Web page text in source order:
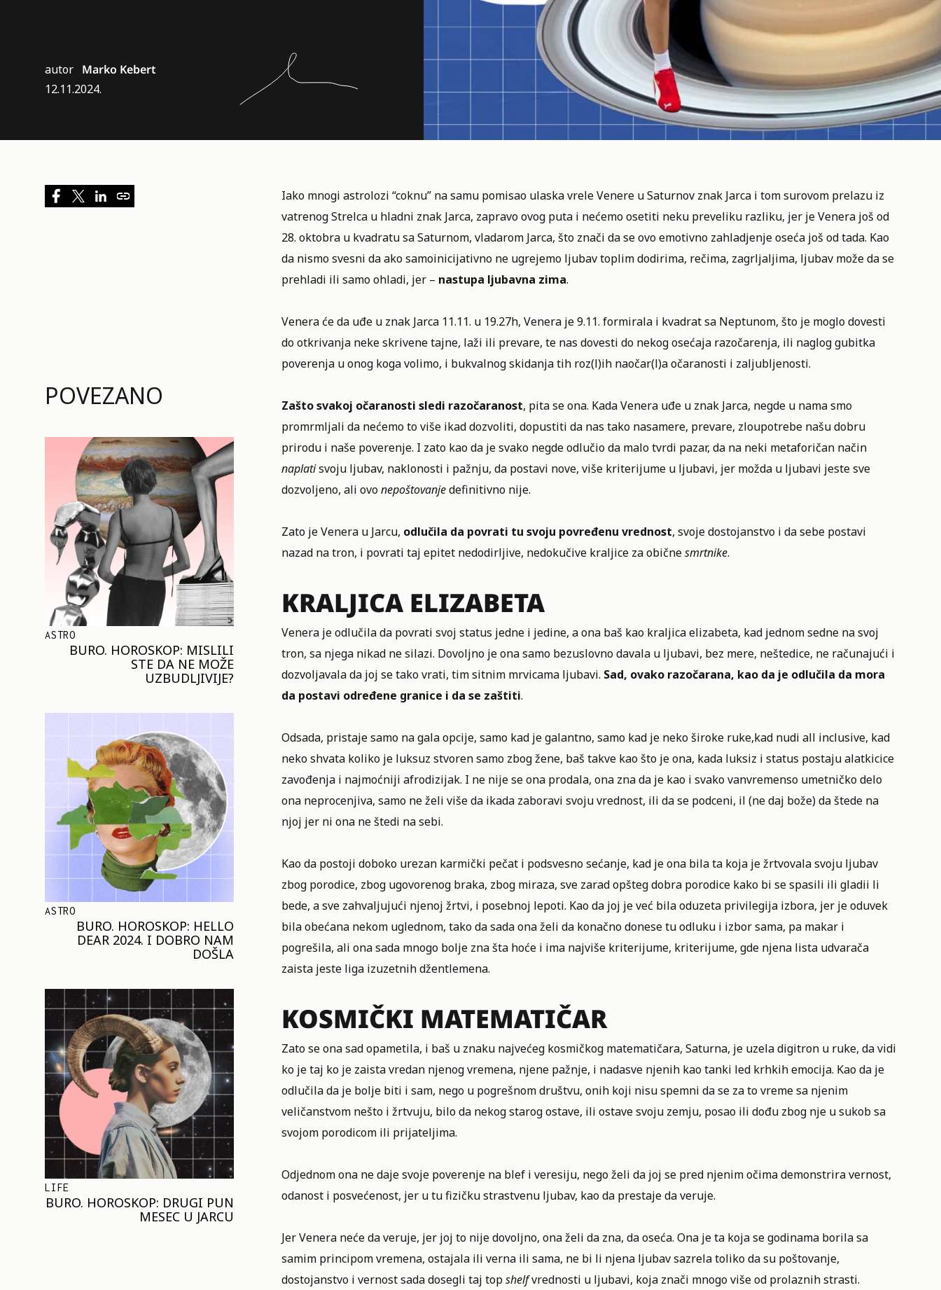
autor Marko Kebert
12.11.2024.
POVEZANO
ASTRO
BURO. HOROSKOP: MISLILI
STE DA NE MOŽE
UZBUDLJIVIJE?
ASTRO
BURO. HOROSKOP: HELLO
DEAR 2024. I DOBRO NAM
DOŠLA
LIFE
BURO. HOROSKOP: DRUGI PUN
MESEC U JARCU
Iako mnogi astrolozi “coknu” na samu pomisao ulaska vreleVenere u Saturnov znak Jarcai tom surovom prelazu iz
vatrenog Strelca u hladni znak Jarca, zapravo ovog puta i nećemo osetiti neku preveliku razliku, jer je Venera još od
28. oktobra u kvadratu sa Saturnom, vladarom Jarca, što znači da se ovo emotivno zahladjenje oseća još od tada. Kao
da nismo svesni da ako samoinicijativno ne ugrejemo ljubav toplim dodirima, rečima, zagrljaljima, ljubav može da se
prehladi ili samo ohladi, jer – nastupa ljubavna zima.
Venera će da uđe u znak Jarca 11.11. u 19.27h, Venera je 9.11. formirala i kvadrat sa Neptunom, što je moglo dovesti
do otkrivanja neke skrivene tajne, laži ili prevare, te nas dovesti do nekog osećaja razočarenja, ili naglog gubitka
poverenja u onog koga volimo, i bukvalnog skidanja tih roz(l)ih naočar(l)a očaranosti i zaljubljenosti.
Zašto svakoj očaranosti sledi razočaranost, pita se ona. Kada Venera uđe u znak Jarca, negde u nama smo
promrmljali da nećemo to više ikad dozvoliti, dopustiti da nas tako nasamere, prevare, zloupotrebe našu dobru
prirodu i naše poverenje. I zato kao da je svako negde odlučio da malo tvrdi pazar, da na neki metaforičan način
naplatisvoju ljubav, naklonosti i pažnju, da postavi nove, više kriterijume u ljubavi, jer možda u ljubavi jeste sve
dozvoljeno, ali ovonepoštovanjedefinitivno nije.
Zato je Venera u Jarcu, odlučila da povrati tu svoju povređenu vrednost, svoje dostojanstvo i da sebe postavi
nazad na tron, i povrati taj epitet nedodirljive, nedokučive kraljice za običnesmrtnike.
KRALJICA ELIZABETA
Venera je odlučila da povrati svoj status jedne i jedine, a ona baš kao kraljica elizabeta, kad jednom sedne na svoj
tron, sa njega nikad ne silazi. Dovoljno je ona samo bezuslovno davala u ljubavi, bez mere, neštedice, ne računajući i
dozvoljavala da joj se tako vrati, tim sitnim mrvicama ljubavi. Sad, ovako razočarana, kao da je odlučila da mora
da postavi određene granice i da se zaštiti.
Odsada, pristaje samo na gala opcije, samo kad je galantno, samo kad je neko široke ruke,kad nudi all inclusive, kad
neko shvata koliko je luksuz stvoren samo zbog žene, baš takve kao što je ona, kada luksiz i status postaju alatkicice
zavođenja i najmoćniji afrodizijak. I ne nije se ona prodala, ona zna da je kao i svako vanvremenso umetničko delo
ona neprocenjiva, samo ne želi više da ikada zaboravi svoju vrednost, ili da se podceni, il (ne daj bože) da štede na
njoj jer ni ona ne štedi na sebi.
Kao da postoji doboko urezan karmički pečat i podsvesno sećanje, kad je ona bila ta koja je žrtvovala svoju ljubav
zbog porodice, zbog ugovorenog braka, zbog miraza, sve zarad opšteg dobra porodice kako bi se spasili ili gladii li
bede, a sve zahvaljujući njenoj žrtvi, i posebnoj lepoti. Kao da joj je već bila oduzeta privilegija izbora, jer je oduvek
bila obećana nekom uglednom, tako da sada ona želi da konačno donese tu odluku i izbor sama, pa makar i
pogrešila, ali ona sada mnogo bolje zna šta hoće i ima najviše kriterijume, kriterijume, gde njena lista udvarača
zaista jeste liga izuzetnih džentlemena.
KOSMIČKI MATEMATIČAR
Zato se ona sad opametila, i baš u znaku najvećeg kosmičkog matematičara, Saturna, je uzela digitron u ruke, da vidi
ko je taj ko je zaista vredan njenog vremena, njene pažnje, i nadasve njenih kao tanki led krhkih emocija. Kao da je
odlučila da je bolje biti i sam, nego u pogrešnom društvu, onih koji nisu spemni da se za to vreme sa njenim
veličanstvom nešto i žrtvuju, bilo da nekog starog ostave, ili ostave svoju zemju, posao ili dođu zbog nje u sukob sa
svojom porodicom ili prijateljima.
Odjednom ona ne daje svoje poverenje na blef i veresiju, nego želi da joj se pred njenim očima demonstrira vernost,
odanost i posvećenost, jer u tu fizičku strastvenu ljubav, kao da prestaje da veruje.
Jer Venera neće da veruje, jer joj to nije dovoljno, ona želi da zna, da oseća. Ona je ta koja se godinama borila sa
samim principom vremena, ostajala ili verna ili sama, ne bi li njena ljubav sazrela toliko da su poštovanje,
dostojanstvo i vernost sada dosegli taj topshelfvrednosti u ljubavi, koja znači mnogo više od prolaznih strasti.